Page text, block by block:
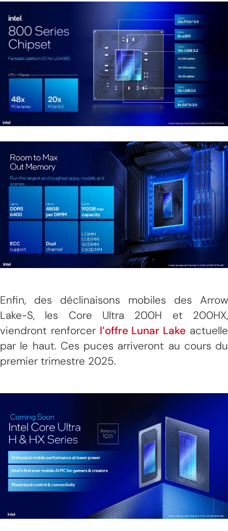
Enfin, des déclinaisons mobiles des Arrow
Lake-S, les Core Ultra 200H et 200HX,
viendront renforcer l’offre Lunar Lake actuelle
par le haut. Ces puces arriveront au cours du
premier trimestre 2025.